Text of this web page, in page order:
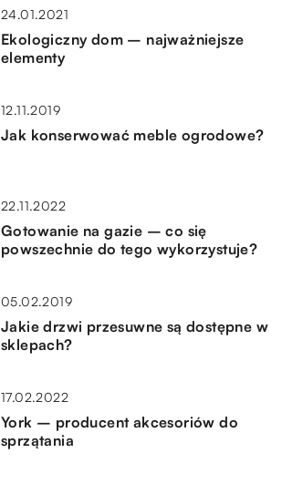
24.01.2021
Ekologiczny dom – najważniejsze
elementy
12.11.2019
Jak konserwować meble ogrodowe?
22.11.2022
Gotowanie na gazie – co się
powszechnie do tego wykorzystuje?
05.02.2019
Jakie drzwi przesuwne są dostępne w
sklepach?
17.02.2022
York – producent akcesoriów do
sprzątania